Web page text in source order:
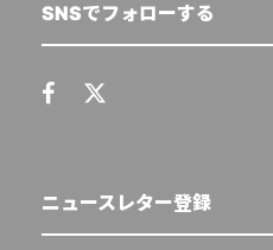
SNSでフォローする
ニュースレター登録